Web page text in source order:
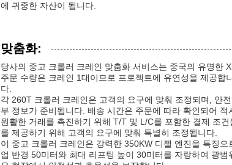
에 귀중한 자산이 됩니다.
맞춤화:
당사의 중고 크롤러 크레인 맞춤화 서비스는 중국의 유명한
주문 수량은 크레인 1대이므로 프로젝트에 유연성을 제공
다.
각 260T 크롤러 크레인은 고객의 요구에 맞춰 조정되며, 안
부 정보가 준비됩니다. 배송 시간은 주문에 따라 확인되어 적
원활한 거래를 촉진하기 위해 T/T 및 L/C를 포함한 결제 조
를 제공하기 위해 고객의 요구에 맞춰 특별히 조정됩니다.
이 중고 크롤러 크레인은 강력한 350KW 디젤 엔진을 특징
업 반경 50미터와 최대 리프팅 높이 30미터를 자랑하여 광